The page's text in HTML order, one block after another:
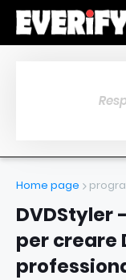
Home page
DVDStyler
per creare